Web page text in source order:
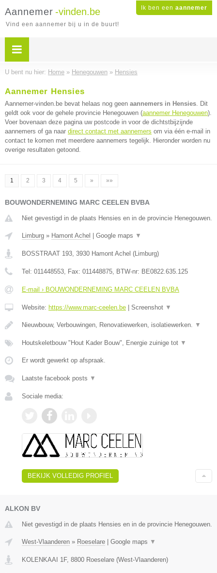
Ik ben een aannemer
Aannemer -vinden.be
Vind een aannemer bij u in de buurt!
U bent nu hier: Home » Henegouwen » Hensies
Aannemer Hensies
Aannemer-vinden.be bevat helaas nog geen aannemers in Hensies. Dit
geldt ook voor de gehele provincie Henegouwen (aannemer Henegouwen).
Voer bovenaan deze pagina uw postcode in voor de dichtstbijzijnde
aannemers of ga naar direct contact met aannemers om via één e-mail in
contact te komen met meerdere aannemers tegelijk. Hieronder worden nu
overige resultaten getoond.
1 2 3 4 5 » »»
BOUWONDERNEMING MARC CEELEN BVBA
Niet gevestigd in de plaats Hensies en in de provincie Henegouwen.
Limburg » Hamont Achel Google maps ▼
BOSSTRAAT 193, 3930 Hamont Achel (Limburg)
Tel: 011448553, Fax: 011448875, BTW-nr: BE0822.635.125
E-mail › BOUWONDERNEMING MARC CEELEN BVBA
Website: https://www.marc-ceelen.be Screenshot ▼
Nieuwbouw, Verbouwingen, Renovatiewerken, isolatiewerken. ▼
Houtskeletbouw "Hout Kader Bouw", Energie zuinige tot ▼
Er wordt gewerkt op afspraak.
Laatste facebook posts ▼
Sociale media:
BEKIJK VOLLEDIG PROFIEL
ALKON BV
Niet gevestigd in de plaats Hensies en in de provincie Henegouwen.
West-Vlaanderen » Roeselare | Google maps ▼
KOLENKAAI 1F, 8800 Roeselare (West-Vlaanderen)